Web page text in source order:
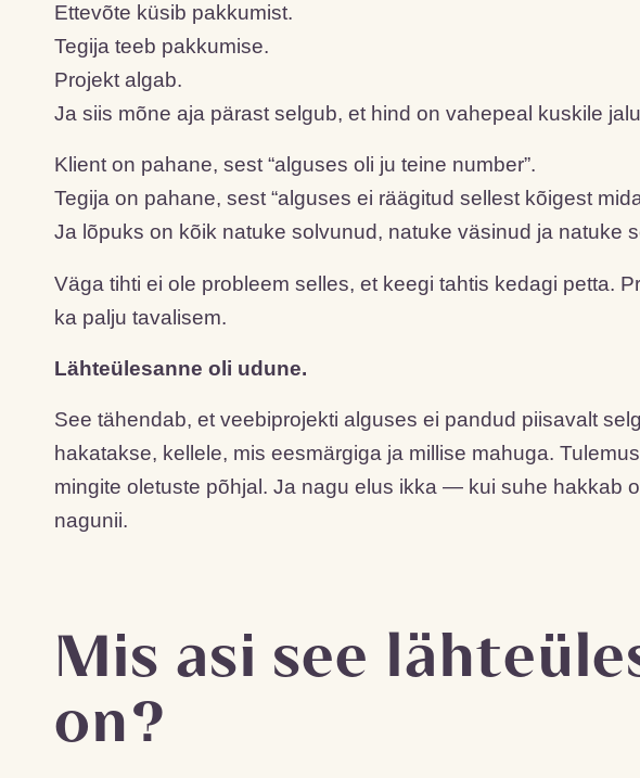
Ettevõte küsib pakkumist.
Tegija teeb pakkumise.
Projekt algab.
Ja siis mõne aja pärast selgub, et hind on vahepeal kuskile
Klient on pahane, sest “alguses oli ju teine number”.
Tegija on pahane, sest “alguses ei räägitud sellest kõigest
Ja lõpuks on kõik natuke solvunud, natuke väsinud ja natuke
Väga tihti ei ole probleem selles, et keegi tahtis kedagi petta.
ka palju tavalisem.
Lähteülesanne oli udune.
See tähendab, et veebiprojekti alguses ei pandud piisavalt
hakatakse, kellele, mis eesmärgiga ja millise mahuga.
mingite oletuste põhjal. Ja nagu elus ikka — kui suhe hakkab
nagunii.
Mis asi see
on?